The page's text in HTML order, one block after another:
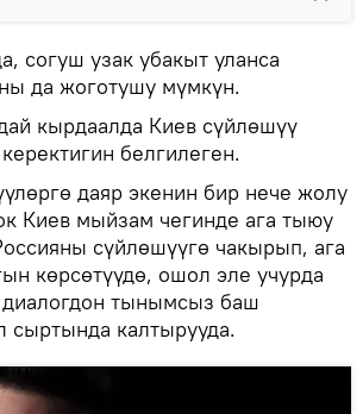
согуш узак убакыт уланса
да жоготушу мүмкүн.
кырдаалда Киев сүйлөшүү
белгилеген.
даяр экенин бир нече жолу
Киев мыйзам чегинде ага тыюу
сүйлөшүүгө чакырып, ага
көрсөтүүдө, ошол эле учурда
тынымсыз баш
сыртында калтырууда.